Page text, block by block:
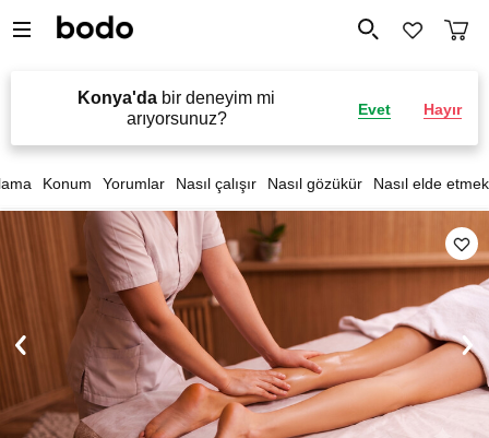
Konya'da bir deneyim mi
arıyorsunuz?
Evet Hayır
Konum Yorumlar Nasıl çalışır Nasıl gözükür Nasıl elde etmek